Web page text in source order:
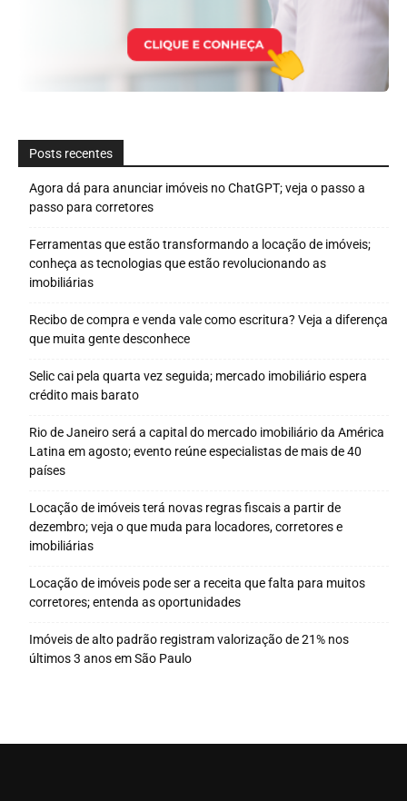
Posts recentes
Agora dá para anunciar imóveis no ChatGPT; veja o passo a
passo para corretores
Ferramentas que estão transformando a locação de imóveis;
conheça as tecnologias que estão revolucionando as
imobiliárias
Recibo de compra e venda vale como escritura? Veja a diferença
que muita gente desconhece
Selic cai pela quarta vez seguida; mercado imobiliário espera
crédito mais barato
Rio de Janeiro será a capital do mercado imobiliário da América
Latina em agosto; evento reúne especialistas de mais de 40
países
Locação de imóveis terá novas regras fiscais a partir de
dezembro; veja o que muda para locadores, corretores e
imobiliárias
Locação de imóveis pode ser a receita que falta para muitos
corretores; entenda as oportunidades
Imóveis de alto padrão registram valorização de 21% nos
últimos 3 anos em São Paulo